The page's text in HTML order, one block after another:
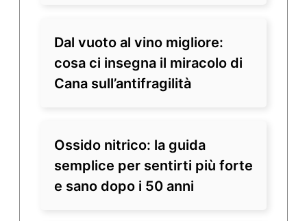
Dal vuoto al vino migliore:
cosa ci insegna il miracolo di
Cana sull’antifragilità
Ossido nitrico: la guida
semplice per sentirti più forte
e sano dopo i 50 anni